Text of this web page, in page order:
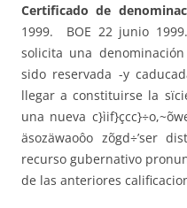
Certificado de
1999. BOE 22 junio
solicita una
sido reservada -y
llegar a constituirse la
una nueva
äsozäwaoôo zõgd÷’ser
recurso gubernativo
de las anteriores